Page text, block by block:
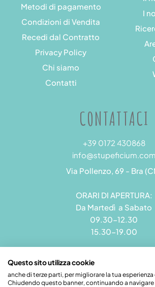
Metodi di pagamento
Condizioni di Vendita
Recedi dal Contratto
Privacy Policy
Chi siamo
Contatti
I
CONTATTACI
+39 0172 430868
info@stupeficium.com
Via Pollenzo, 69 - Bra
ORARI DI APERTURA:
Da Martedì a Sabato
09.30-12.30
15.30-19.00
Stupeficium di Carena Diego | Rea CN
Questo sito utilizza cookie
anche di terze parti, per migliorare la tua
Chiudendo questo banner, continuando a